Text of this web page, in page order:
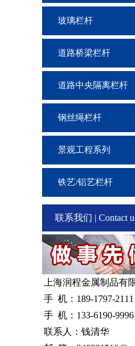
玻璃栏杆
道路桥梁栏杆
道路中央隔离栏杆
钢丝绳栏杆
景观工程系列
铁艺/铝艺栏杆
联系我们 | Contact
上海润程金属制品有
手 机：189-1797-2111
手 机：133-6190-9996
联系人：钱清华